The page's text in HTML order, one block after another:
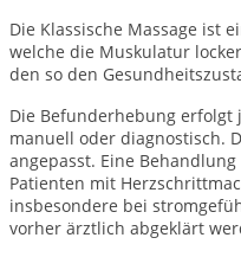
Die Klassische Massage ist
welche die Muskulatur
den so den
Die Befunderhebung erfolgt
manuell oder diagnostisch.
angepasst. Eine
Patienten mit
insbesondere bei
vorher ärztlich abgeklärt